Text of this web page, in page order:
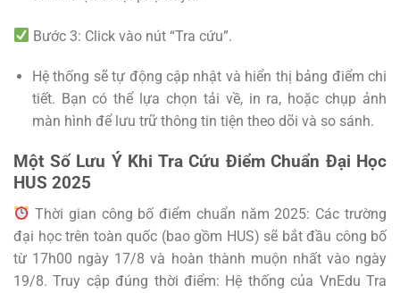
Bước 3: Click vào nút “Tra cứu”.
Hệ thống sẽ tự động cập nhật và hiển thị bảng điểm chi
tiết. Bạn có thể lựa chọn tải về, in ra, hoặc chụp ảnh
màn hình để lưu trữ thông tin tiện theo dõi và so sánh.
Một Số Lưu Ý Khi Tra Cứu Điểm Chuẩn Đại Học
HUS 2025
Thời gian công bố điểm chuẩn năm 2025: Các trường
đại học trên toàn quốc (bao gồm HUS) sẽ bắt đầu công bố
từ 17h00 ngày 17/8 và hoàn thành muộn nhất vào ngày
19/8. Truy cập đúng thời điểm: Hệ thống của VnEdu Tra